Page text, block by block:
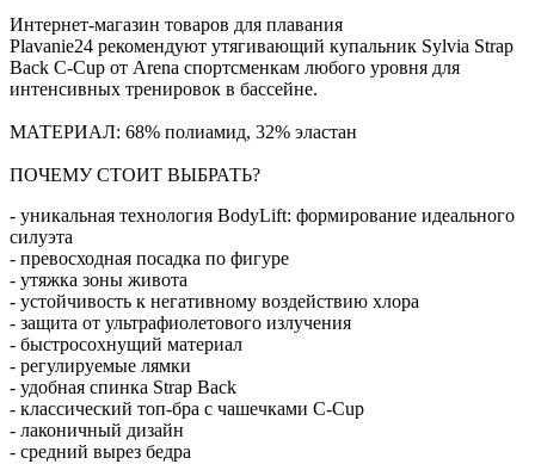
Интернет-магазин товаров для плавания
Plavanie24 рекомендуют утягивающий купальник Sylvia Strap
Back C-Cup от Arena спортсменкам любого уровня для
интенсивных тренировок в бассейне.
МАТЕРИАЛ: 68% полиамид, 32% эластан
ПОЧЕМУ СТОИТ ВЫБРАТЬ?
- уникальная технология BodyLift: формирование идеального
силуэта
- превосходная посадка по фигуре
- утяжка зоны живота
- устойчивость к негативному воздействию хлора
- защита от ультрафиолетового излучения
- быстросохнущий материал
- регулируемые лямки
- удобная спинка Strap Back
- классический топ-бра с чашечками C-Cup
- лаконичный дизайн
- средний вырез бедра